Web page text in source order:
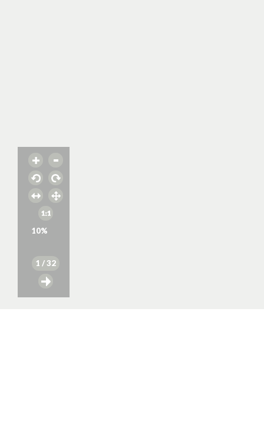
10%
1 / 32